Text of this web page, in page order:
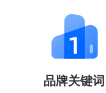
品牌关键词